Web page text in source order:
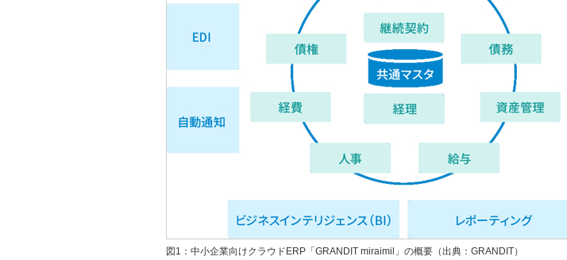
図1：中小企業向けクラウドERP「GRANDIT miraimil」の概要（出典：GRANDIT）